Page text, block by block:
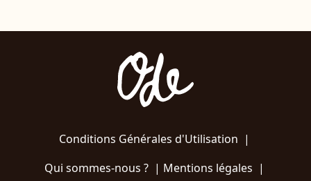
Conditions Générales d'Utilisation |
Qui sommes-nous ?| Mentions légales |